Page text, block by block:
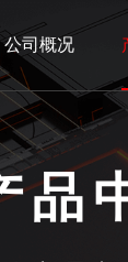
公司概况
品